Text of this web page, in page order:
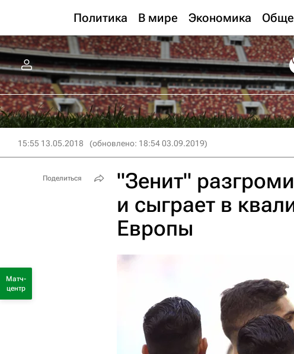
Политика В мире Экономика
15:55 13.05.2018 (обновлено: 18:54 03.09.2019)
"Зенит"
и сыграет в
Европы
Поделиться
Матч-
центр